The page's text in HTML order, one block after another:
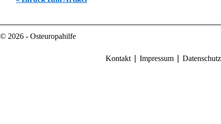
© 2026 - Osteuropahilfe
Kontakt Impressum Datenschutz